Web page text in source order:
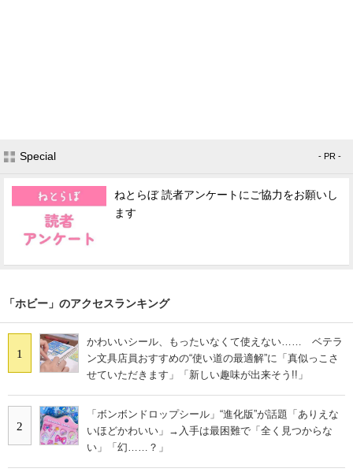
Special - PR -
ねとらぼ 読者アンケートにご協力をお願いし
ます
「ホビー」のアクセスランキング
1
かわいいシール、もったいなくて使えない…… ベテラ
ン文具店員おすすめの“使い道の最適解”に「真似っこさ
せていただきます」「新しい趣味が出来そう!!」
2
「ボンボンドロップシール」“進化版”が話題「ありえな
いほどかわいい」→入手は最困難で「全く見つからな
い」「幻……？」